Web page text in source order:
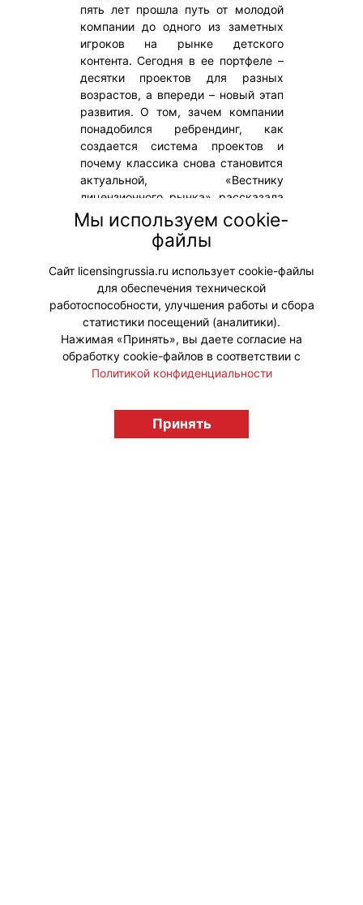
пять лет прошла путь от молодой
компании до одного из заметных
игроков на рынке детского
контента. Сегодня в ее портфеле –
десятки проектов для разных
возрастов, а впереди – новый этап
развития. О том, зачем компании
понадобился ребрендинг, как
создается система проектов и
почему классика снова становится
актуальной, «Вестнику
лицензионного рынка» рассказала
Альбина
Мухаметзянова, генеральный
директор и генеральный продюсер
компании.
#Интервью
licensingrussia.ru, 2009-2026 12+
Мы используем cookie-
файлы
Сайт licensingrussia.ru использует cookie-файлы
для обеспечения технической
работоспособности, улучшения работы и сбора
статистики посещений (аналитики).
Нажимая «Принять», вы даете согласие на
обработку cookie-файлов в соответствии с
Политикой конфиденциальности
Принять